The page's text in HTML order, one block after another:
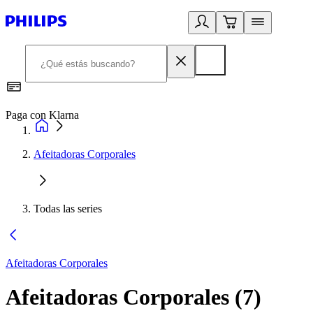
Paga con Klarna
Afeitadoras Corporales
Todas las series
Afeitadoras Corporales
Afeitadoras Corporales (7)